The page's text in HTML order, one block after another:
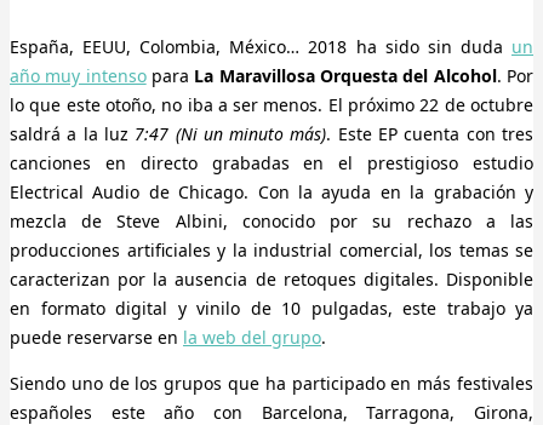
España, EEUU, Colombia, México… 2018 ha sido sin duda un
año muy intensopara La Maravillosa Orquesta del Alcohol. Por
lo que este otoño, no iba a ser menos. El próximo 22 de octubre
saldrá a la luz 7:47 (Ni un minuto más). Este EP cuenta con tres
canciones en directo grabadas en el prestigioso estudio
Electrical Audio de Chicago. Con la ayuda en la grabación y
mezcla de Steve Albini, conocido por su rechazo a las
producciones artificiales y la industrial comercial, los temas se
caracterizan por la ausencia de retoques digitales. Disponible
en formato digital y vinilo de 10 pulgadas, este trabajo ya
puede reservarse en la web del grupo.
Siendo uno de los grupos que ha participado en más festivales
españoles este año con Barcelona, Tarragona, Girona,